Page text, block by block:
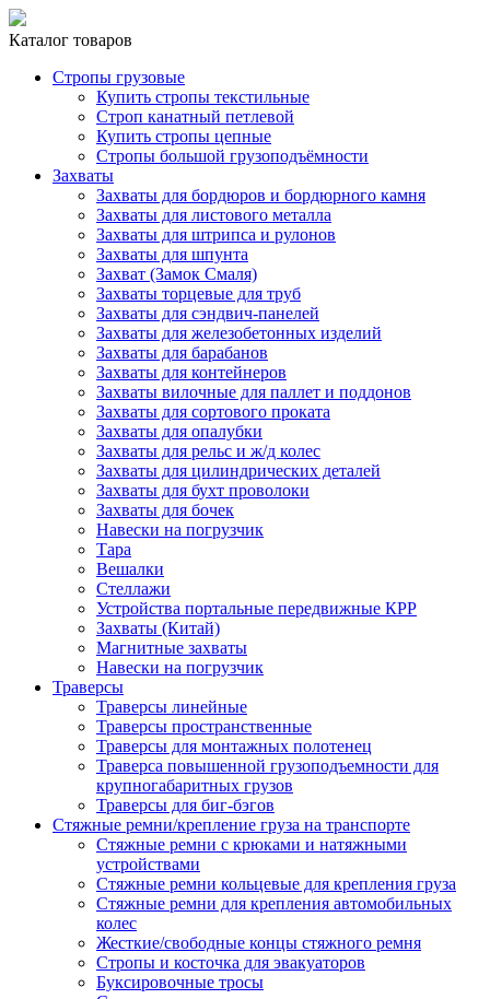
Каталог товаров
Стропы грузовые
Купить стропы текстильные
Строп канатный петлевой
Купить стропы цепные
Стропы большой грузоподъёмности
Захваты
Захваты для бордюров и бордюрного камня
Захваты для листового металла
Захваты для штрипса и рулонов
Захваты для шпунта
Захват (Замок Смаля)
Захваты торцевые для труб
Захваты для сэндвич-панелей
Захваты для железобетонных изделий
Захваты для барабанов
Захваты для контейнеров
Захваты вилочные для паллет и поддонов
Захваты для сортового проката
Захваты для опалубки
Захваты для рельс и ж/д колес
Захваты для цилиндрических деталей
Захваты для бухт проволоки
Захваты для бочек
Навески на погрузчик
Тара
Вешалки
Стеллажи
Устройства портальные передвижные КРР
Захваты (Китай)
Магнитные захваты
Навески на погрузчик
Траверсы
Траверсы линейные
Траверсы пространственные
Траверсы для монтажных полотенец
Траверса повышенной грузоподъемности для
крупногабаритных грузов
Траверсы для биг-бэгов
Стяжные ремни/крепление груза на транспорте
Стяжные ремни с крюками и натяжными
устройствами
Стяжные ремни кольцевые для крепления груза
Стяжные ремни для крепления автомобильных
колес
Жесткие/свободные концы стяжного ремня
Стропы и косточка для эвакуаторов
Буксировочные тросы